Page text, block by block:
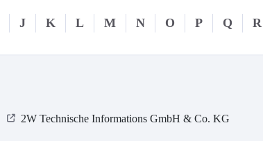
J K L M N O P Q R
2W Technische Informations GmbH & Co. KG